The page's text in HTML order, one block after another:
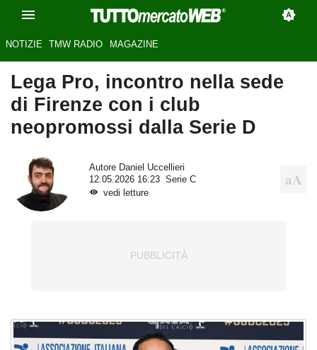
NOTIZIE TMW RADIO MAGAZINE
Lega Pro, incontro nella sede
di Firenze con i club
neopromossi dalla Serie D
Autore Daniel Uccellieri
12.05.2026 16:23
Serie C
vedi letture